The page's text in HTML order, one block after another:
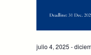
julio 4, 2025 -